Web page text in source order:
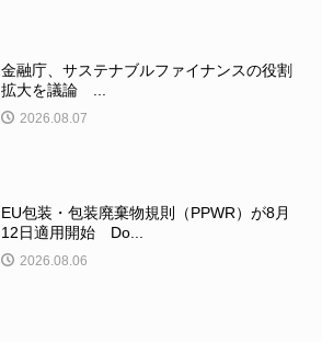
金融庁、サステナブルファイナンスの役割
拡大を議論 ...
2026.08.07
EU包装・包装廃棄物規則（PPWR）が8月
12日適用開始 Do...
2026.08.06